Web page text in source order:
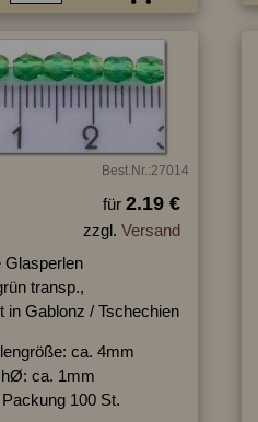
Best.Nr.:27014
für 2.19 €
zzgl. Versand
Glasperlen
transp.,
in Gablonz / Tschechien
ca. 4mm
ca. 1mm
100 St.